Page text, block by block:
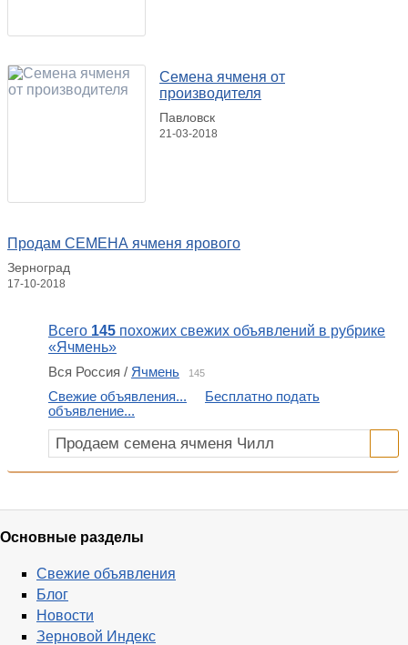
Семена ячменя от
производителя
Павловск
21-03-2018
Продам СЕМЕНА ячменя ярового
Зерноград
17-10-2018
Всего 145 похожих свежих объявлений в рубрике
«Ячмень»
Вся Россия / Ячмень 145
Свежие объявления...
Бесплатно подать
объявление...
Основные разделы
Свежие объявления
Блог
Новости
Зерновой Индекс